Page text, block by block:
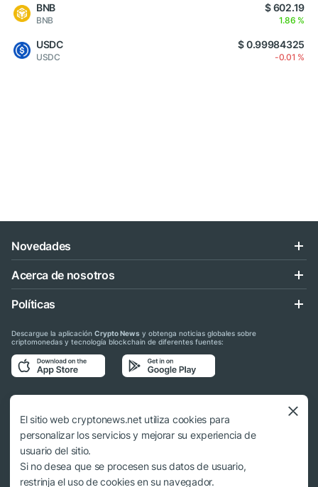
BNB
BNB
$ 602.19
1.86 %
USDC
USDC
$ 0.99984325
-0.01 %
Novedades
Acerca de nosotros
Políticas
Descargue la aplicación Crypto News y obtenga noticias globales sobre
criptomonedas y tecnología blockchain de diferentes fuentes:
Síganos en las redes sociales
© 2018 - 2026 Crypto News. Al usar los materiales no es obligatorio citar a
cryptonews.net.
El sitio web cryptonews.net utiliza cookies para
personalizar los servicios y mejorar su experiencia de
usuario del sitio.
Si no desea que se procesen sus datos de usuario,
restrinja el uso de cookies en su navegador.